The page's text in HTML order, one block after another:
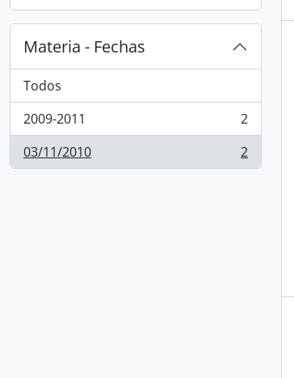
Materia - Fechas
Todos
2009-2011
, 2 resultados
2
03/11/2010
, 2 resultados 2